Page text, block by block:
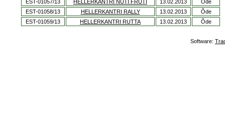
EST-01057/13 HELLERKANTRI NUTI FRUTI 13.02.2013
Õde
EST-01058/13
HELLERKANTRI RALLY 13.02.2013
Õde
EST-01059/13
HELLERKANTRI RUTTA 13.02.2013 Õde
Software: